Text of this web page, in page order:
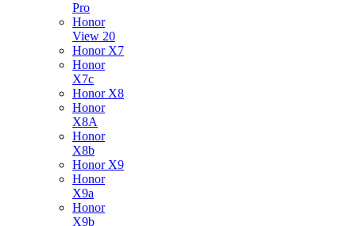
Pro
Honor
View 20
Honor X7
Honor
X7c
Honor X8
Honor
X8A
Honor
X8b
Honor X9
Honor
X9a
Honor
X9b